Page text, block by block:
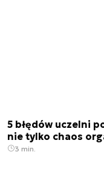
5 błędów uczelni
nie tylko chaos
3 min.